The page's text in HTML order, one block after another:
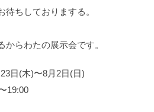
待ちしておりまする。
からわたの展示会です。
日(木)〜8月2日(日)
19:00